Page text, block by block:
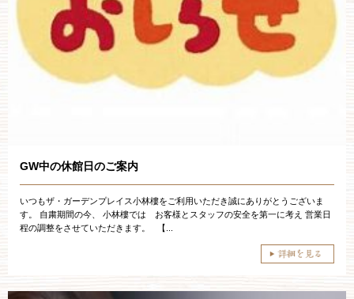
GW中の休館日のご案内
いつもザ・ガーデンプレイス小林樓をご利用いただき誠にありがとうございま
す。 自粛期間の今、 小林樓では お客様とスタッフの安全を第一に考え 営業日
程の調整をさせていただきます。 【...